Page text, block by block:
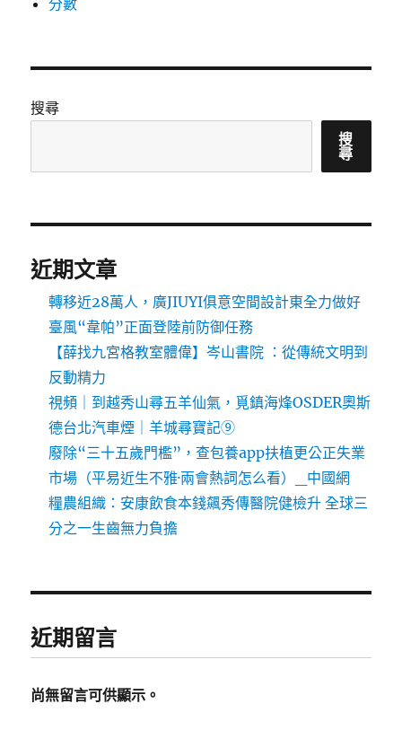
分數
搜尋
搜
尋
近期文章
轉移近28萬人，廣JIUYI俱意空間設計東全力做好
臺風“韋帕”正面登陸前防御任務
【薛找九宮格教室體偉】岑山書院 ：從傳統文明到
反動精力
視頻｜到越秀山尋五羊仙氣，覓鎮海烽OSDER奧斯
德台北汽車煙｜羊城尋寶記⑨
廢除“三十五歲門檻”，查包養app扶植更公正失業
市場（平易近生不雅·兩會熱詞怎么看）_中國網
糧農組織：安康飲食本錢飆秀傳醫院健檢升 全球三
分之一生齒無力負擔
近期留言
尚無留言可供顯示。